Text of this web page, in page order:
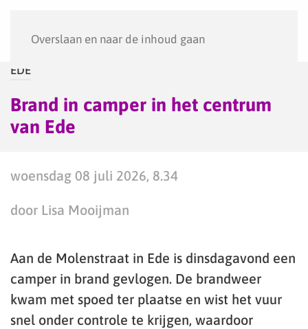
Overslaan en naar de inhoud gaan
EDE
Brand in camper in het centrum
van Ede
woensdag 08 juli 2026, 8.34
door Lisa Mooijman
Aan de Molenstraat in Ede is dinsdagavond een
camper in brand gevlogen. De brandweer
kwam met spoed ter plaatse en wist het vuur
snel onder controle te krijgen, waardoor